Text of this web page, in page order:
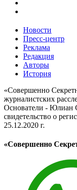
Новости
Пресс-центр
Реклама
Редакция
Авторы
История
«Совершенно
журналистских
Основатели - Юлиан
свидетельство о
25.12.2020 г.
«Совершенно